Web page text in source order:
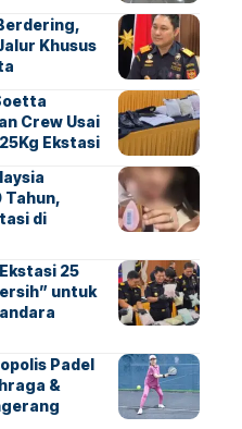
Khusus
Crew Usai
Ekstasi
Tahun,
di
25
untuk
Padel
&